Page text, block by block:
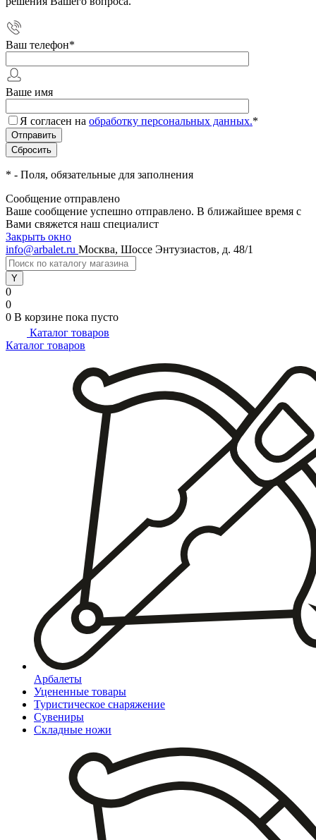
Ваш телефон*
Ваше имя
Я согласен на обработку персональных данных.*
* - Поля, обязательные для заполнения
Сообщение отправлено
Ваше сообщение успешно отправлено. В ближайшее время с
Вами свяжется наш специалист
Закрыть окно
info@arbalet.ru Москва, Шоссе Энтузиастов, д. 48/1
0
0
0 В корзине пока пусто
Каталог товаров
Каталог товаров
Арбалеты
Уцененные товары
Туристическое снаряжение
Сувениры
Складные ножи